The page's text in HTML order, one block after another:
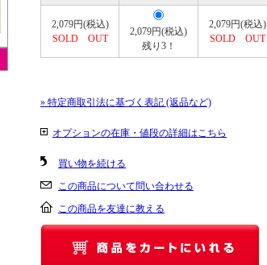
2,079円(税込)
SOLD OUT
2,079円(税込)
残り3！
2,079円(税込)
SOLD OUT
» 特定商取引法に基づく表記 (返品など)
オプションの在庫・値段の詳細はこちら
買い物を続ける
この商品について問い合わせる
この商品を友達に教える